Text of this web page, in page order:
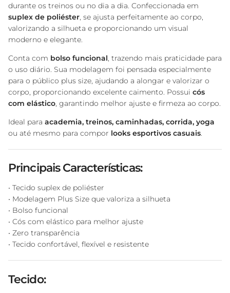
durante os treinos ou no dia a dia. Confeccionada em
suplex de poliéster, se ajusta perfeitamente ao corpo,
valorizando a silhueta e proporcionando um visual
moderno e elegante.
Conta com bolso funcional, trazendo mais praticidade para
o uso diário. Sua modelagem foi pensada especialmente
para o público plus size, ajudando a alongar e valorizar o
corpo, proporcionando excelente caimento. Possui cós
com elástico, garantindo melhor ajuste e firmeza ao corpo.
Ideal para academia, treinos, caminhadas, corrida, yoga
ou até mesmo para compor looks esportivos casuais.
Principais Características:
• Tecido suplex de poliéster
• Modelagem Plus Size que valoriza a silhueta
• Bolso funcional
• Cós com elástico para melhor ajuste
• Zero transparência
• Tecido confortável, flexível e resistente
Tecido: